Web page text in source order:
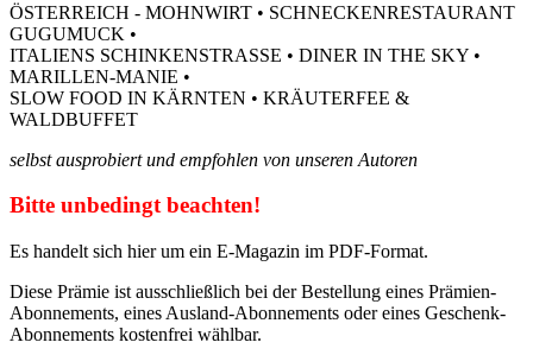
ÖSTERREICH - MOHNWIRT • SCHNECKENRESTAURANT
GUGUMUCK •
ITALIENS SCHINKENSTRASSE • DINER IN THE SKY •
MARILLEN-MANIE •
SLOW FOOD IN KÄRNTEN • KRÄUTERFEE &
WALDBUFFET
selbst ausprobiert und empfohlen von unseren Autoren
Bitte unbedingt beachten!
Es handelt sich hier um ein E-Magazin im PDF-Format.
Diese Prämie ist ausschließlich bei der Bestellung eines Prämien-
Abonnements, eines Ausland-Abonnements oder eines Geschenk-
Abonnements kostenfrei wählbar.